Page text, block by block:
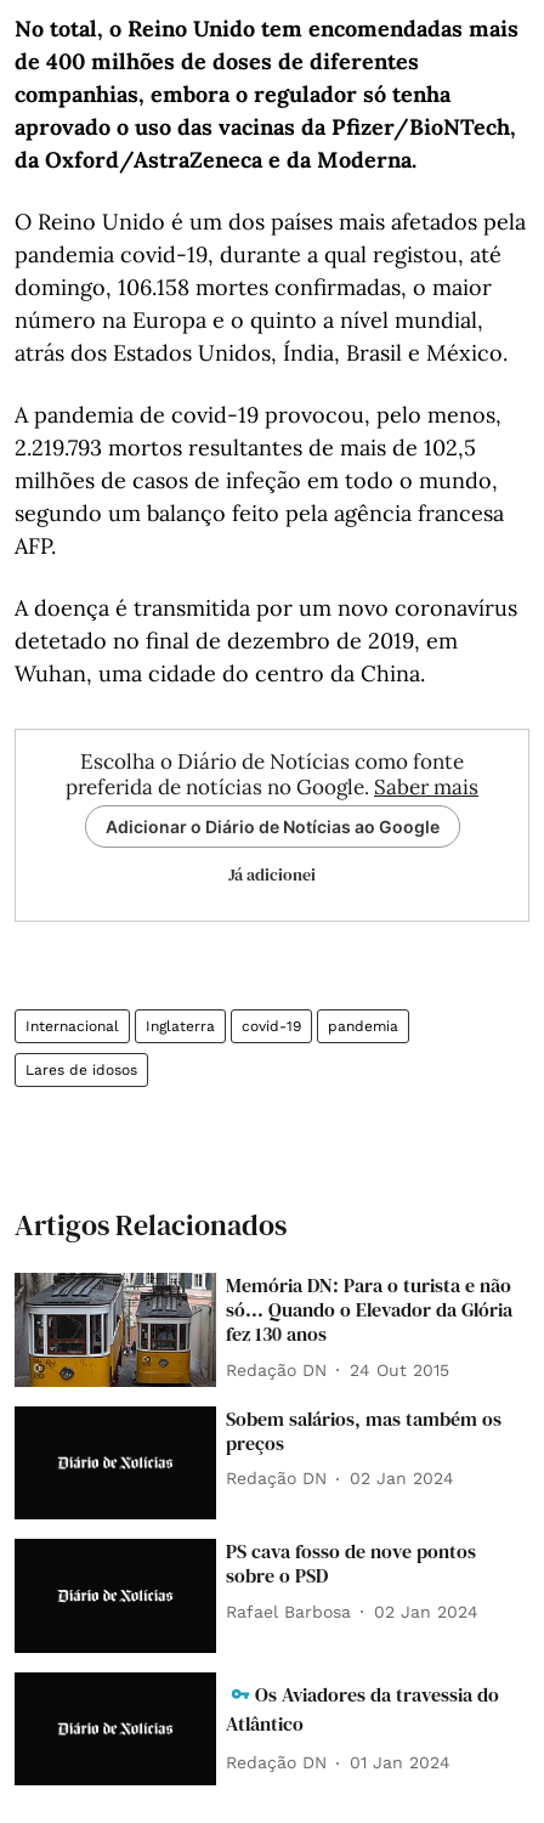
No total, o Reino Unido tem encomendadas mais
de 400 milhões de doses de diferentes
companhias, embora o regulador só tenha
aprovado o uso das vacinas da Pfizer/BioNTech,
da Oxford/AstraZeneca e da Moderna.
O Reino Unido é um dos países mais afetados pela
pandemia covid-19, durante a qual registou, até
domingo, 106.158 mortes confirmadas, o maior
número na Europa e o quinto a nível mundial,
atrás dos Estados Unidos, Índia, Brasil e México.
A pandemia de covid-19 provocou, pelo menos,
2.219.793 mortos resultantes de mais de 102,5
milhões de casos de infeção em todo o mundo,
segundo um balanço feito pela agência francesa
AFP.
A doença é transmitida por um novo coronavírus
detetado no final de dezembro de 2019, em
Wuhan, uma cidade do centro da China.
Escolha o Diário de Notícias como fonte
preferida de notícias no Google. Saber mais
Adicionar o Diário de Notícias ao Google
Já adicionei
Internacional Inglaterra covid-19 pandemia
Lares de idosos
Artigos Relacionados
Memória DN: Para o turista e não
só... Quando o Elevador da Glória
fez 130 anos
Redação DN 24 Out 2015
Sobem salários, mas também os
preços
Redação DN 02 Jan 2024
PS cava fosso de nove pontos
sobre o PSD
Rafael Barbosa 02 Jan 2024
Os Aviadores da travessia do
Atlântico
Redação DN 01 Jan 2024